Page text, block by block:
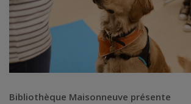
Bibliothèque Maisonneuve présente